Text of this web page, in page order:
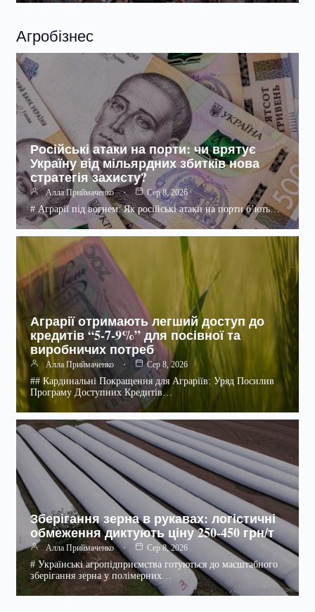
Агробізнес
Російські атаки на порти: чи врятує
Україну від мільярдних збитків нова
стратегія захисту?
Алла Приймаченко Сер 8, 2026
# Аграрії під вогнем: Як російські атаки на порти б’ють…
Аграрії отримають легший доступ до
кредитів “5-7-9%” для посівної та
виробничих потреб
Алла Приймаченко Сер 8, 2026
## Кардинальні Покращення для Аграріїв: Уряд Посилив
Програму Доступних Кредитів…
Зберігання зерна в рукавах: логістичні
обмеження диктують ціну 250-450 грн/т
Алла Приймаченко Сер 8, 2026
# Українські агропідприємства готуються до масштабного
зберігання зерна у полімерних…